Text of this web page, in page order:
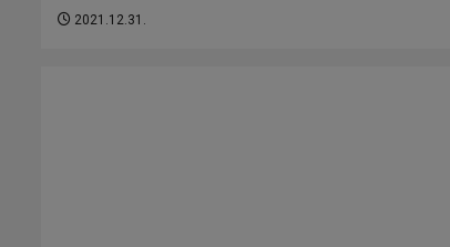
2021.12.31.